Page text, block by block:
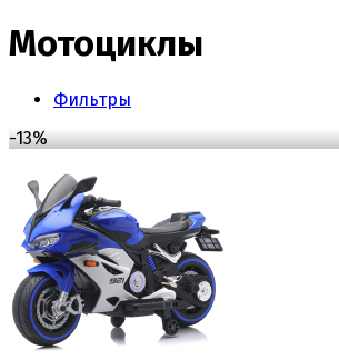
Мотоциклы
Фильтры
-13%